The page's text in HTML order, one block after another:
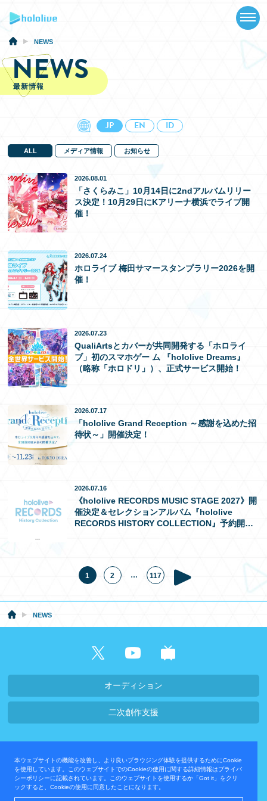
本ウェブサイトの機能を改善し、より良いブラウジング体験を提供するためにCookie
を使用しています。このウェブサイトでのCookieの使用に関する詳細情報はプライバ
シーポリシーに記載されています。このウェブサイトを使用するか「Got it」をクリ
ックすると、Cookieの使用に同意したことになります。
SCHEDULE
EVENTS
MUSIC
NEWS
NEWS
最新情報
JP EN ID
ALL メディア情報 お知らせ
2026.08.01
「さくらみこ」10月14日に2ndアルバムリリー
ス決定！10月29日にKアリーナ横浜でライブ開
催！
2026.07.24
ホロライブ 梅田サマースタンプラリー2026を開
催！
2026.07.23
QualiArtsとカバーが共同開発する「ホロライ
ブ」初のスマホゲー ム 『hololive Dreams』
（略称「ホロドリ」）、正式サービス開始！
2026.07.17
「hololive Grand Reception ～感謝を込めた招
待状～」開催決定！
2026.07.16
《hololive RECORDS MUSIC STAGE 2027》開
催決定＆セレクションアルバム『hololive
RECORDS HISTORY COLLECTION』予約開
1 2 … 117
NEWS
オーディション
二次創作支援
プライバシーポリシー
お問い合わせ
運営会社